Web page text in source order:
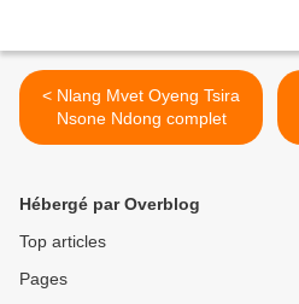
< Nlang Mvet Oyeng Tsira
Nsone Ndong complet
Hébergé par Overblog
Top articles
Pages